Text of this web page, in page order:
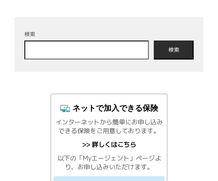
検索
検索
ネットで加入できる保険
インターネットから簡単にお申し込み
できる保険をご用意しております。
>> 詳しくはこちら
以下の「Myエージェント」ページよ
り、お申し込みいただけます。